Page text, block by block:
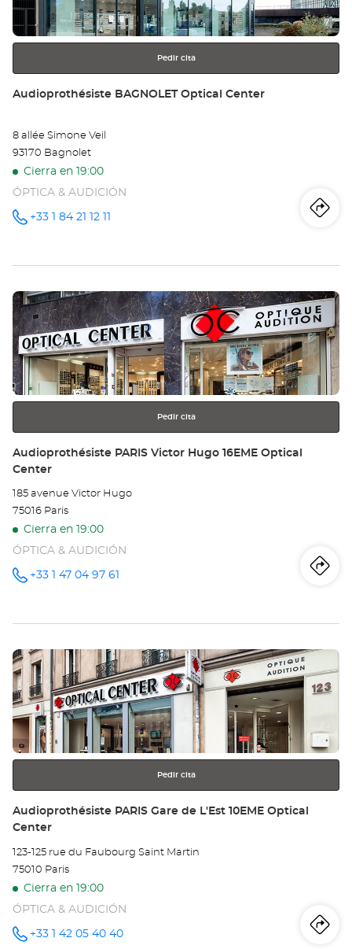
más
información
Pedir cita
Tienda:
Audioprothésiste BAGNOLET Optical Center
8 allée Simone Veil
93170 Bagnolet
Cierra en 19:00
ÓPTICA & AUDICIÓN
número
+33 1 84 21 12 11
a
Pulse
ENTER
para
obtener
más
información
Pedir cita
Tienda:
Audioprothésiste PARIS Victor Hugo 16EME Optical
Center
185 avenue Victor Hugo
75016 Paris
Cierra en 19:00
ÓPTICA & AUDICIÓN
número
+33 1 47 04 97 61
a
Pulse
ENTER
para
obtener
más
información
Pedir cita
Tienda:
Audioprothésiste PARIS Gare de L'Est 10EME Optical
Center
123-125 rue du Faubourg Saint Martin
75010 Paris
Cierra en 19:00
ÓPTICA & AUDICIÓN
número
+33 1 42 05 40 40
a